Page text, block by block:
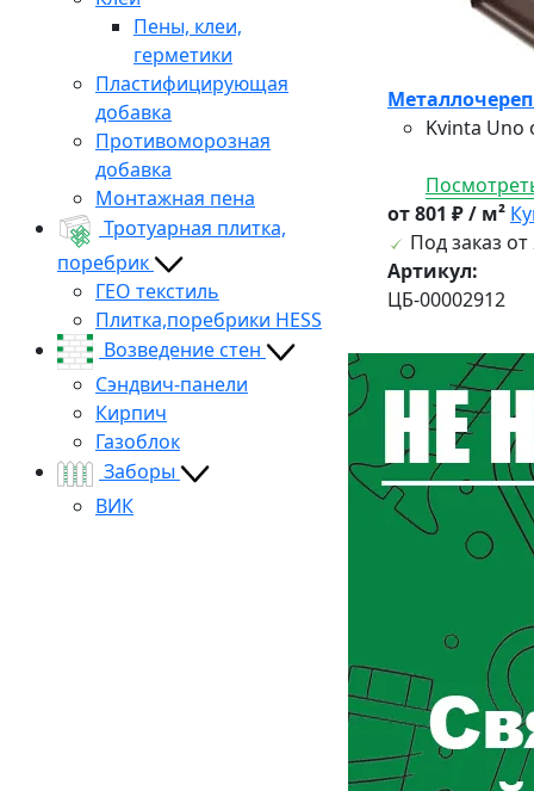
Пены, клеи,
герметики
Пластифицирующая
добавка
Противоморозная
добавка
Монтажная пена
Тротуарная плитка,
поребрик
ГЕО текстиль
Плитка,поребрики HESS
Возведение стен
Сэндвич-панели
Кирпич
Газоблок
Заборы
ВИК
Kvinta Uno
от 801 ₽ / м²
Под заказ от
Артикул:
ЦБ-00002912